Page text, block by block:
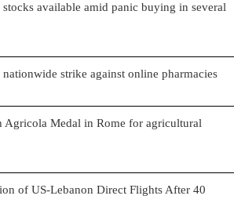
available amid panic buying in several
strike against online pharmacies
Agricola Medal in Rome for agricultural
of US-Lebanon Direct Flights After 40